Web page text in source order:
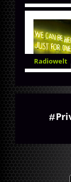
Radiowelt